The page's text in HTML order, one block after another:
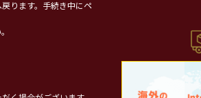
ります。手続き中にペ